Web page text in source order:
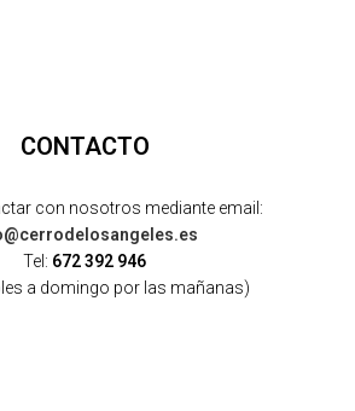
CONTACTO
con nosotros mediante email:
Tel: 672 392 946
a domingo por las mañanas)